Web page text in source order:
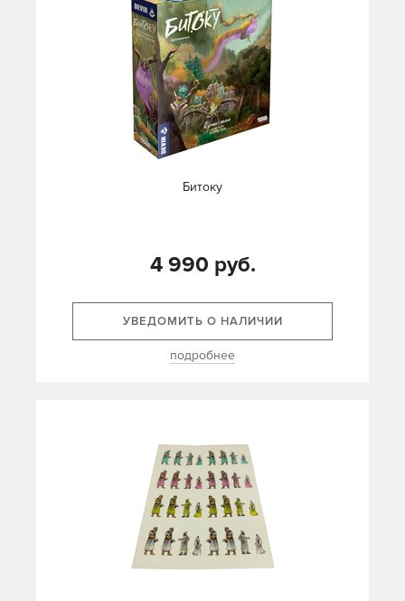
Битоку
4 990 руб.
УВЕДОМИТЬ О НАЛИЧИИ
подробнее